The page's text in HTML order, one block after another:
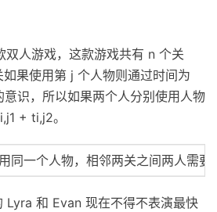
⼈游戏，这款游戏共有 n 个关
果使⽤第 j 个⼈物则通过时间为
识，所以如果两个⼈分别使⽤⼈物
+ ti,j2。
同⼀个⼈物，相邻两关之间两⼈需
Lyra 和 Evan 现在不得不表演最快